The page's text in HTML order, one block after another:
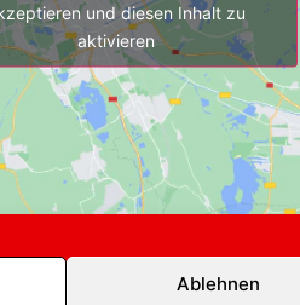
Ablehnen
und diesen Inhalt zu
aktivieren